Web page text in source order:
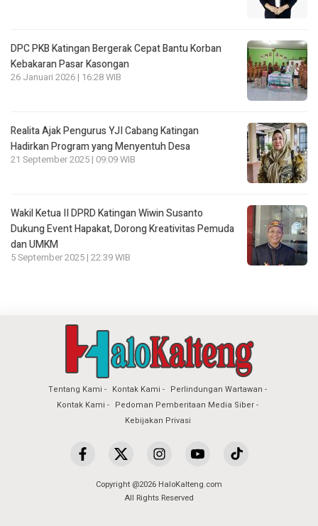
DPC PKB Katingan Bergerak Cepat Bantu Korban
Kebakaran Pasar Kasongan
26 Januari 2026 | 16:28 WIB
Realita Ajak Pengurus YJI Cabang Katingan
Hadirkan Program yang Menyentuh Desa
21 September 2025 | 09:09 WIB
Wakil Ketua II DPRD Katingan Wiwin Susanto
Dukung Event Hapakat, Dorong Kreativitas Pemuda
dan UMKM
5 September 2025 | 22:39 WIB
Tentang Kami Kontak Kami
Perlindungan Wartawan
Kontak Kami
Pedoman Pemberitaan Media Siber
Kebijakan Privasi
Copyright @2026 HaloKalteng.com
All Rights Reserved